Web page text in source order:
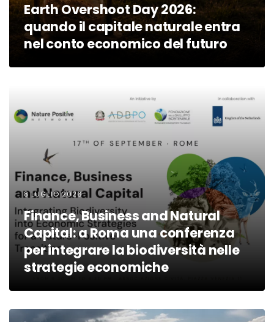
Earth Overshoot Day 2026:
quando il capitale naturale entra
nel conto economico del futuro
8 LUGLIO 2026
Finance, Business and Natural
Capital: a Roma una conferenza
per integrare la biodiversità nelle
strategie economiche